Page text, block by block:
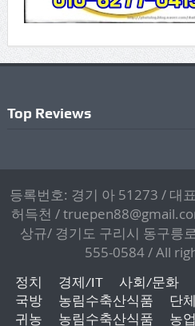
Top Reviews
등록번호: 경기 아 51273 / 대
허득천 /
상규/ 경기도 구리시 동구릉
555-0584 / All
정치 경제/IT 사회/문화
국방
농림수축산식품 단체
귀농
농림수축산식품 농